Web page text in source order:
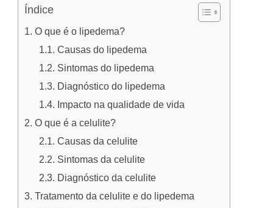
Índice
O que é o lipedema?
Causas do lipedema
Sintomas do lipedema
Diagnóstico do lipedema
Impacto na qualidade de vida
O que é a celulite?
Causas da celulite
Sintomas da celulite
Diagnóstico da celulite
Tratamento da celulite e do lipedema